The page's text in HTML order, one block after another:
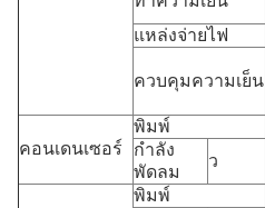
แหล่งจ่ายไฟ
ควบคุมความเย็น
คอนเดนเซอร์
พิมพ์
กำลัง
พัดลม
ว
พิมพ์